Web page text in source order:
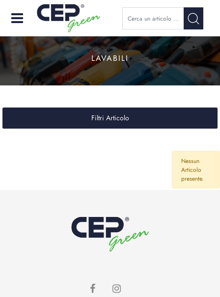
Open
LAVABILI
Filtri Articolo
Nessun
Articolo
presente.